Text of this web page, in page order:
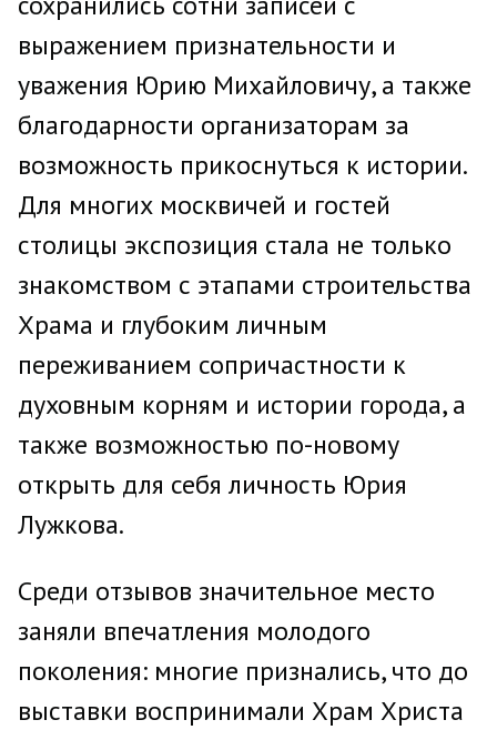
выражением признательности и
уважения Юрию Михайловичу, а также
благодарности организаторам за
возможность прикоснуться к истории.
Для многих москвичей и гостей
столицы экспозиция стала не только
знакомством с этапами строительства
Храма и глубоким личным
переживанием сопричастности к
духовным корням и истории города, а
также возможностью по-новому
открыть для себя личность Юрия
Лужкова.
Среди отзывов значительное место
заняли впечатления молодого
поколения: многие признались, что до
выставки воспринимали Храм Христа